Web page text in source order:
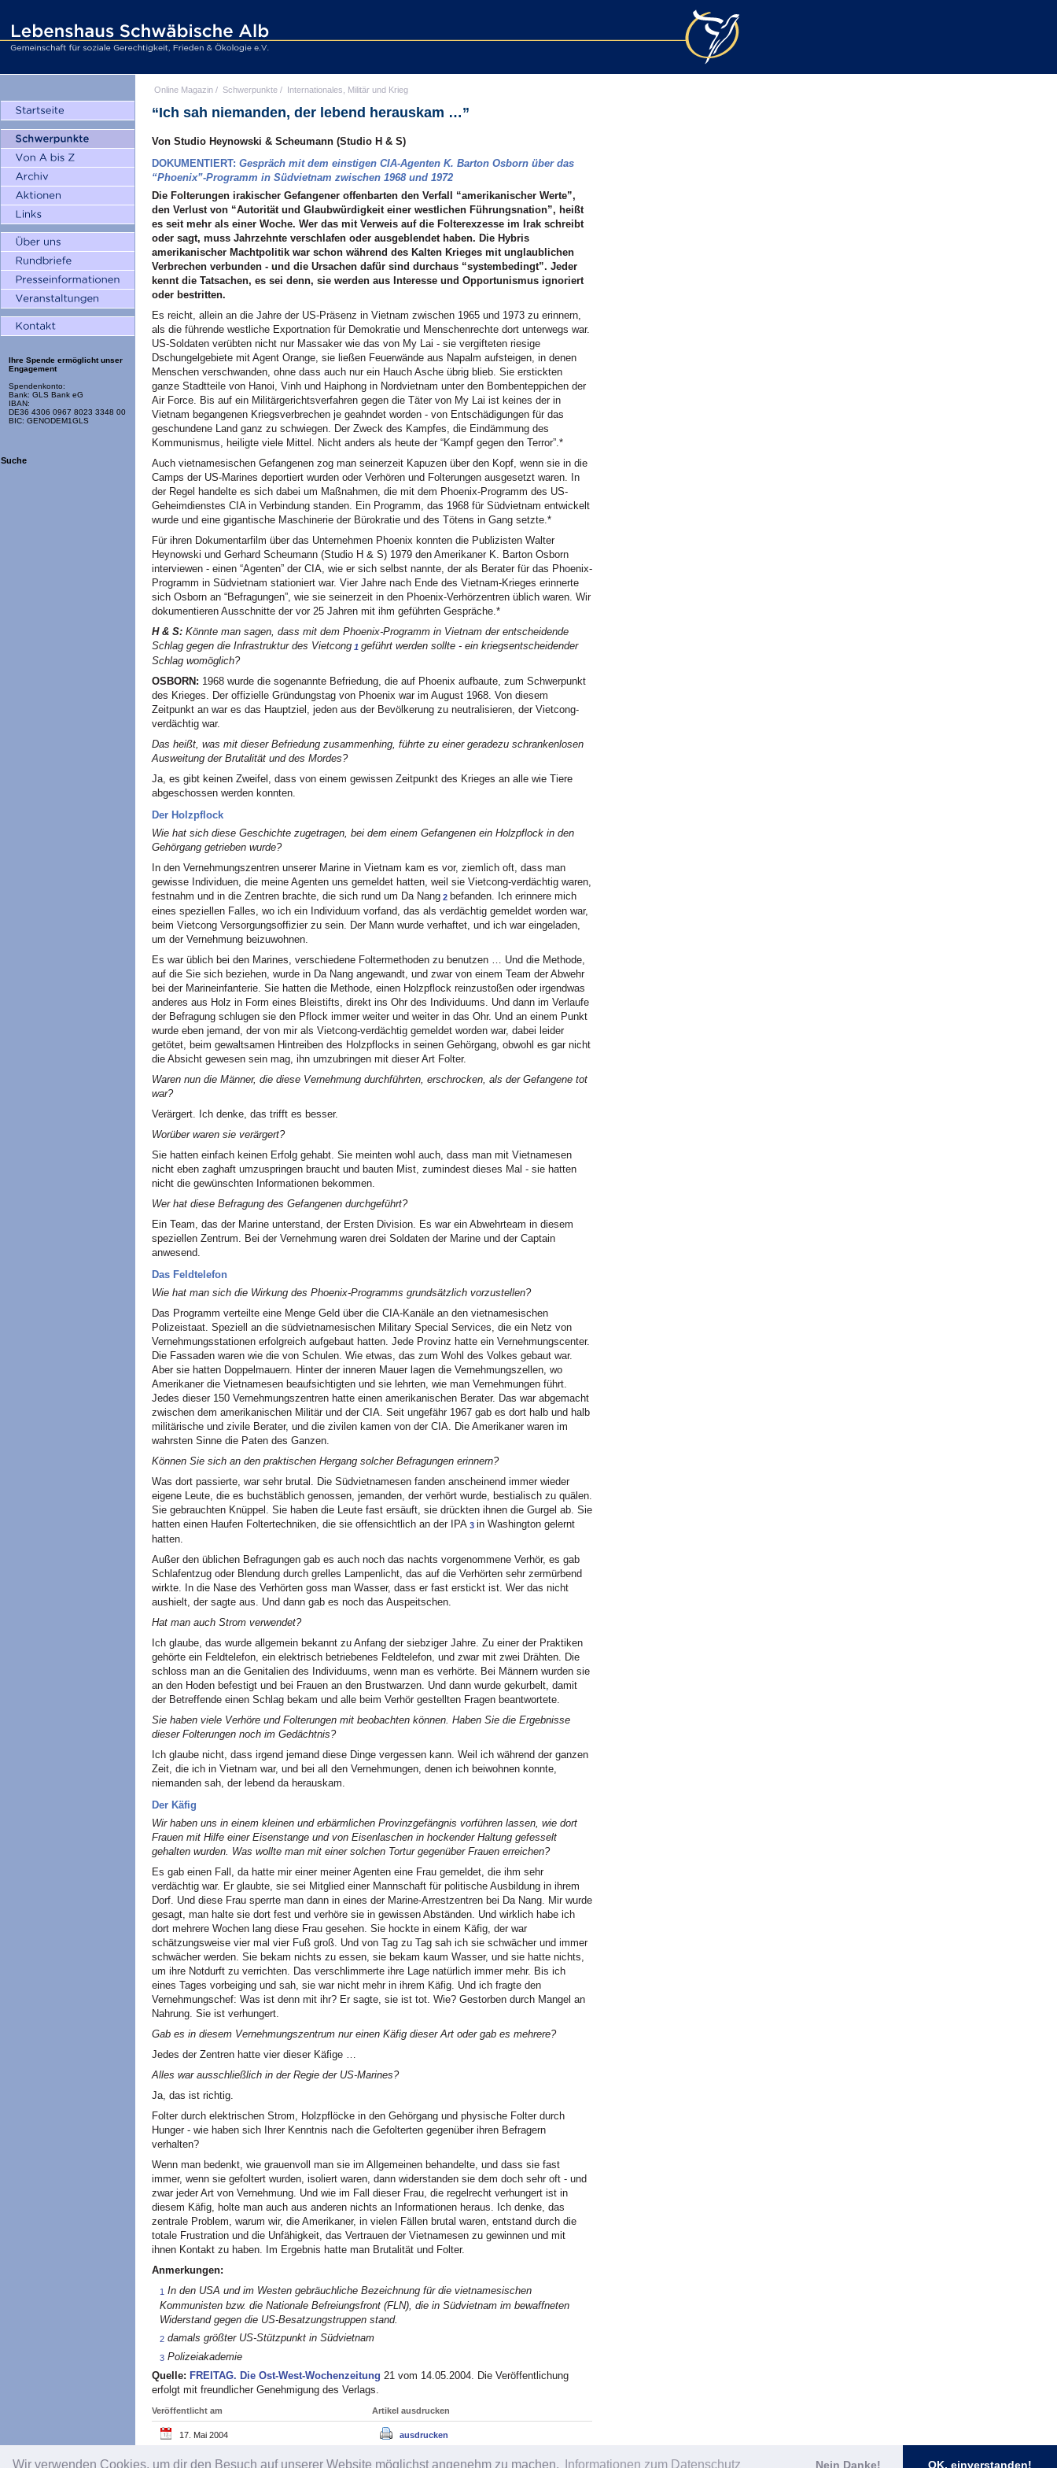
Wir verwenden Cookies, um dir den Besuch auf unserer Website möglichst angenehm zu machen. Informationen zum Datenschutz Nein Danke! OK, einverstanden!
Ihre Spende ermöglicht unser
Engagement
Spendenkonto:
Bank: GLS Bank eG
IBAN:
DE36 4306 0967 8023 3348 00
BIC: GENODEM1GLS
Suche
Online Magazin / Schwerpunkte / Internationales, Militär und Krieg
“Ich sah niemanden, der lebend herauskam …”
Von Studio Heynowski & Scheumann (Studio H & S)
DOKUMENTIERT: Gespräch mit dem einstigen CIA-Agenten K. Barton Osborn über das
“Phoenix”-Programm in Südvietnam zwischen 1968 und 1972
Die Folterungen irakischer Gefangener offenbarten den Verfall “amerikanischer Werte”,
den Verlust von “Autorität und Glaubwürdigkeit einer westlichen Führungsnation”, heißt
es seit mehr als einer Woche. Wer das mit Verweis auf die Folterexzesse im Irak schreibt
oder sagt, muss Jahrzehnte verschlafen oder ausgeblendet haben. Die Hybris
amerikanischer Machtpolitik war schon während des Kalten Krieges mit unglaublichen
Verbrechen verbunden - und die Ursachen dafür sind durchaus “systembedingt”. Jeder
kennt die Tatsachen, es sei denn, sie werden aus Interesse und Opportunismus ignoriert
oder bestritten.
Es reicht, allein an die Jahre der US-Präsenz in Vietnam zwischen 1965 und 1973 zu erinnern,
als die führende westliche Exportnation für Demokratie und Menschenrechte dort unterwegs war.
US-Soldaten verübten nicht nur Massaker wie das von My Lai - sie vergifteten riesige
Dschungelgebiete mit Agent Orange, sie ließen Feuerwände aus Napalm aufsteigen, in denen
Menschen verschwanden, ohne dass auch nur ein Hauch Asche übrig blieb. Sie erstickten
ganze Stadtteile von Hanoi, Vinh und Haiphong in Nordvietnam unter den Bombenteppichen der
Air Force. Bis auf ein Militärgerichtsverfahren gegen die Täter von My Lai ist keines der in
Vietnam begangenen Kriegsverbrechen je geahndet worden - von Entschädigungen für das
geschundene Land ganz zu schwiegen. Der Zweck des Kampfes, die Eindämmung des
Kommunismus, heiligte viele Mittel. Nicht anders als heute der “Kampf gegen den Terror”.*
Auch vietnamesischen Gefangenen zog man seinerzeit Kapuzen über den Kopf, wenn sie in die
Camps der US-Marines deportiert wurden oder Verhören und Folterungen ausgesetzt waren. In
der Regel handelte es sich dabei um Maßnahmen, die mit dem Phoenix-Programm des US-
Geheimdienstes CIA in Verbindung standen. Ein Programm, das 1968 für Südvietnam entwickelt
wurde und eine gigantische Maschinerie der Bürokratie und des Tötens in Gang setzte.*
Für ihren Dokumentarfilm über das Unternehmen Phoenix konnten die Publizisten Walter
Heynowski und Gerhard Scheumann (Studio H & S) 1979 den Amerikaner K. Barton Osborn
interviewen - einen “Agenten” der CIA, wie er sich selbst nannte, der als Berater für das Phoenix-
Programm in Südvietnam stationiert war. Vier Jahre nach Ende des Vietnam-Krieges erinnerte
sich Osborn an “Befragungen”, wie sie seinerzeit in den Phoenix-Verhörzentren üblich waren. Wir
dokumentieren Ausschnitte der vor 25 Jahren mit ihm geführten Gespräche.*
H & S: Könnte man sagen, dass mit dem Phoenix-Programm in Vietnam der entscheidende
Schlag gegen die Infrastruktur des Vietcong 1 geführt werden sollte - ein kriegsentscheidender
Schlag womöglich?
OSBORN : 1968 wurde die sogenannte Befriedung, die auf Phoenix aufbaute, zum Schwerpunkt
des Krieges. Der offizielle Gründungstag von Phoenix war im August 1968. Von diesem
Zeitpunkt an war es das Hauptziel, jeden aus der Bevölkerung zu neutralisieren, der Vietcong-
verdächtig war.
Das heißt, was mit dieser Befriedung zusammenhing, führte zu einer geradezu schrankenlosen
Ausweitung der Brutalität und des Mordes?
Ja, es gibt keinen Zweifel, dass von einem gewissen Zeitpunkt des Krieges an alle wie Tiere
abgeschossen werden konnten.
Der Holzpflock
Wie hat sich diese Geschichte zugetragen, bei dem einem Gefangenen ein Holzpflock in den
Gehörgang getrieben wurde?
In den Vernehmungszentren unserer Marine in Vietnam kam es vor, ziemlich oft, dass man
gewisse Individuen, die meine Agenten uns gemeldet hatten, weil sie Vietcong-verdächtig waren,
festnahm und in die Zentren brachte, die sich rund um Da Nang 2 befanden. Ich erinnere mich
eines speziellen Falles, wo ich ein Individuum vorfand, das als verdächtig gemeldet worden war,
beim Vietcong Versorgungsoffizier zu sein. Der Mann wurde verhaftet, und ich war eingeladen,
um der Vernehmung beizuwohnen.
Es war üblich bei den Marines, verschiedene Foltermethoden zu benutzen … Und die Methode,
auf die Sie sich beziehen, wurde in Da Nang angewandt, und zwar von einem Team der Abwehr
bei der Marineinfanterie. Sie hatten die Methode, einen Holzpflock reinzustoßen oder irgendwas
anderes aus Holz in Form eines Bleistifts, direkt ins Ohr des Individuums. Und dann im Verlaufe
der Befragung schlugen sie den Pflock immer weiter und weiter in das Ohr. Und an einem Punkt
wurde eben jemand, der von mir als Vietcong-verdächtig gemeldet worden war, dabei leider
getötet, beim gewaltsamen Hintreiben des Holzpflocks in seinen Gehörgang, obwohl es gar nicht
die Absicht gewesen sein mag, ihn umzubringen mit dieser Art Folter.
Waren nun die Männer, die diese Vernehmung durchführten, erschrocken, als der Gefangene tot
war?
Verärgert. Ich denke, das trifft es besser.
Worüber waren sie verärgert?
Sie hatten einfach keinen Erfolg gehabt. Sie meinten wohl auch, dass man mit Vietnamesen
nicht eben zaghaft umzuspringen braucht und bauten Mist, zumindest dieses Mal - sie hatten
nicht die gewünschten Informationen bekommen.
Wer hat diese Befragung des Gefangenen durchgeführt?
Ein Team, das der Marine unterstand, der Ersten Division. Es war ein Abwehrteam in diesem
speziellen Zentrum. Bei der Vernehmung waren drei Soldaten der Marine und der Captain
anwesend.
Das Feldtelefon
Wie hat man sich die Wirkung des Phoenix-Programms grundsätzlich vorzustellen?
Das Programm verteilte eine Menge Geld über die CIA-Kanäle an den vietnamesischen
Polizeistaat. Speziell an die südvietnamesischen Military Special Services, die ein Netz von
Vernehmungsstationen erfolgreich aufgebaut hatten. Jede Provinz hatte ein Vernehmungscenter.
Die Fassaden waren wie die von Schulen. Wie etwas, das zum Wohl des Volkes gebaut war.
Aber sie hatten Doppelmauern. Hinter der inneren Mauer lagen die Vernehmungszellen, wo
Amerikaner die Vietnamesen beaufsichtigten und sie lehrten, wie man Vernehmungen führt.
Jedes dieser 150 Vernehmungszentren hatte einen amerikanischen Berater. Das war abgemacht
zwischen dem amerikanischen Militär und der CIA. Seit ungefähr 1967 gab es dort halb und halb
militärische und zivile Berater, und die zivilen kamen von der CIA. Die Amerikaner waren im
wahrsten Sinne die Paten des Ganzen.
Können Sie sich an den praktischen Hergang solcher Befragungen erinnern?
Was dort passierte, war sehr brutal. Die Südvietnamesen fanden anscheinend immer wieder
eigene Leute, die es buchstäblich genossen, jemanden, der verhört wurde, bestialisch zu quälen.
Sie gebrauchten Knüppel. Sie haben die Leute fast ersäuft, sie drückten ihnen die Gurgel ab. Sie
hatten einen Haufen Foltertechniken, die sie offensichtlich an der
IPA 3 in Washington gelernt
hatten.
Außer den üblichen Befragungen gab es auch noch das nachts vorgenommene Verhör, es gab
Schlafentzug oder Blendung durch grelles Lampenlicht, das auf die Verhörten sehr zermürbend
wirkte. In die Nase des Verhörten goss man Wasser, dass er fast erstickt ist. Wer das nicht
aushielt, der sagte aus. Und dann gab es noch das Auspeitschen.
Hat man auch Strom verwendet?
Ich glaube, das wurde allgemein bekannt zu Anfang der siebziger Jahre. Zu einer der Praktiken
gehörte ein Feldtelefon, ein elektrisch betriebenes Feldtelefon, und zwar mit zwei Drähten. Die
schloss man an die Genitalien des Individuums, wenn man es verhörte. Bei Männern wurden sie
an den Hoden befestigt und bei Frauen an den Brustwarzen. Und dann wurde gekurbelt, damit
der Betreffende einen Schlag bekam und alle beim Verhör gestellten Fragen beantwortete.
Sie haben viele Verhöre und Folterungen mit beobachten können. Haben Sie die Ergebnisse
dieser Folterungen noch im Gedächtnis?
Ich glaube nicht, dass irgend jemand diese Dinge vergessen kann. Weil ich während der ganzen
Zeit, die ich in Vietnam war, und bei all den Vernehmungen, denen ich beiwohnen konnte,
niemanden sah, der lebend da herauskam.
Der Käfig
Wir haben uns in einem kleinen und erbärmlichen Provinzgefängnis vorführen lassen, wie dort
Frauen mit Hilfe einer Eisenstange und von Eisenlaschen in hockender Haltung gefesselt
gehalten wurden. Was wollte man mit einer solchen Tortur gegenüber Frauen erreichen?
Es gab einen Fall, da hatte mir einer meiner Agenten eine Frau gemeldet, die ihm sehr
verdächtig war. Er glaubte, sie sei Mitglied einer Mannschaft für politische Ausbildung in ihrem
Dorf. Und diese Frau sperrte man dann in eines der Marine-Arrestzentren bei Da Nang. Mir wurde
gesagt, man halte sie dort fest und verhöre sie in gewissen Abständen. Und wirklich habe ich
dort mehrere Wochen lang diese Frau gesehen. Sie hockte in einem Käfig, der war
schätzungsweise vier mal vier Fuß groß. Und von Tag zu Tag sah ich sie schwächer und immer
schwächer werden. Sie bekam nichts zu essen, sie bekam kaum Wasser, und sie hatte nichts,
um ihre Notdurft zu verrichten. Das verschlimmerte ihre Lage natürlich immer mehr. Bis ich
eines Tages vorbeiging und sah, sie war nicht mehr in ihrem Käfig. Und ich fragte den
Vernehmungschef: Was ist denn mit ihr? Er sagte, sie ist tot. Wie? Gestorben durch Mangel an
Nahrung. Sie ist verhungert.
Gab es in diesem Vernehmungszentrum nur einen Käfig dieser Art oder gab es mehrere?
Jedes der Zentren hatte vier dieser Käfige …
Alles war ausschließlich in der Regie der US-Marines?
Ja, das ist richtig.
Folter durch elektrischen Strom, Holzpflöcke in den Gehörgang und physische Folter durch
Hunger - wie haben sich Ihrer Kenntnis nach die Gefolterten gegenüber ihren Befragern
verhalten?
Wenn man bedenkt, wie grauenvoll man sie im Allgemeinen behandelte, und dass sie fast
immer, wenn sie gefoltert wurden, isoliert waren, dann widerstanden sie dem doch sehr oft - und
zwar jeder Art von Vernehmung. Und wie im Fall dieser Frau, die regelrecht verhungert ist in
diesem Käfig, holte man auch aus anderen nichts an Informationen heraus. Ich denke, das
zentrale Problem, warum wir, die Amerikaner, in vielen Fällen brutal waren, entstand durch die
totale Frustration und die Unfähigkeit, das Vertrauen der Vietnamesen zu gewinnen und mit
ihnen Kontakt zu haben. Im Ergebnis hatte man Brutalität und Folter.
Anmerkungen:
1 In den USA und im Westen gebräuchliche Bezeichnung für die vietnamesischen
Kommunisten bzw. die Nationale Befreiungsfront (FLN), die in Südvietnam im bewaffneten
Widerstand gegen die US-Besatzungstruppen stand.
2 damals größter US-Stützpunkt in Südvietnam
3 Polizeiakademie
Quelle: FREITAG. Die Ost-West-Wochenzeitung 21 vom 14.05.2004. Die Veröffentlichung
erfolgt mit freundlicher Genehmigung des Verlags.
Veröffentlicht am
17. Mai 2004
Artikel ausdrucken
ausdrucken